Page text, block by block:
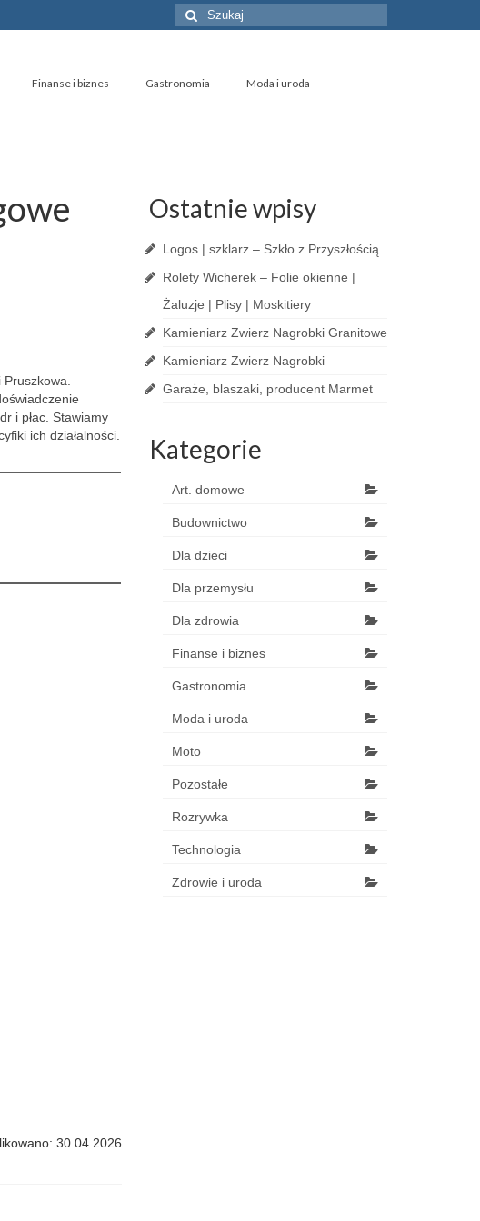
Szuklaj
w:
Finanse i biznes Gastronomia Moda i uroda
i płac. Stawiamy
ich działalności.
30.04.2026
Ostatnie wpisy
Logos | szklarz – Szkło z Przyszłością
Rolety Wicherek – Folie okienne |
Żaluzje | Plisy | Moskitiery
Kamieniarz Zwierz Nagrobki Granitowe
Kamieniarz Zwierz Nagrobki
Garaże, blaszaki, producent Marmet
Kategorie
Art. domowe
Budownictwo
Dla dzieci
Dla przemysłu
Dla zdrowia
Finanse i biznes
Gastronomia
Moda i uroda
Moto
Pozostałe
Rozrywka
Technologia
Zdrowie i uroda